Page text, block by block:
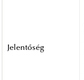
Jelentőség